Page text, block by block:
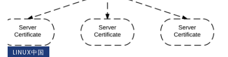
LINUX中国